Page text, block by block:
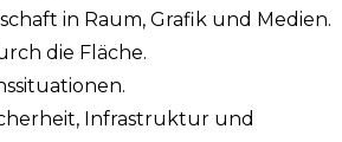
in Raum, Grafik und Medien.
die Fläche.
Infrastruktur und